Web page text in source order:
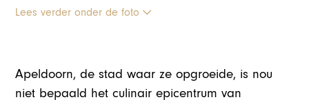
Lees verder onder de foto
Apeldoorn, de stad waar ze opgroeide, is nou
niet bepaald het culinair epicentrum van